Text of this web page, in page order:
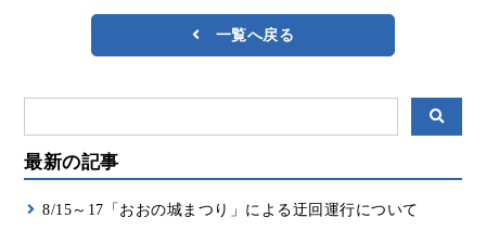
一覧へ戻る
最新の記事
8/15～17「おおの城まつり」による迂回運行について